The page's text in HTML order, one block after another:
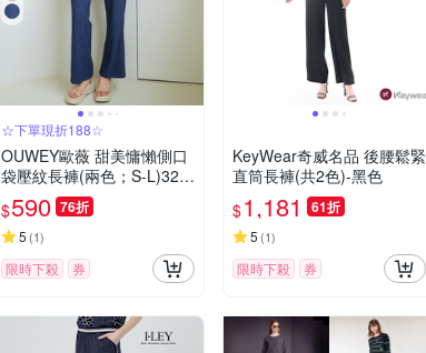
☆下單現折188☆
OUWEY歐薇 甜美慵懶側口
袋壓紋長褲(兩色；S-L)323
2136506
$590 76折
5 (1)
限時下殺 券
KeyWear奇威名品 後腰鬆緊
直筒長褲(共2色)-黑色
$1,181 61折
5 (1)
限時下殺 券